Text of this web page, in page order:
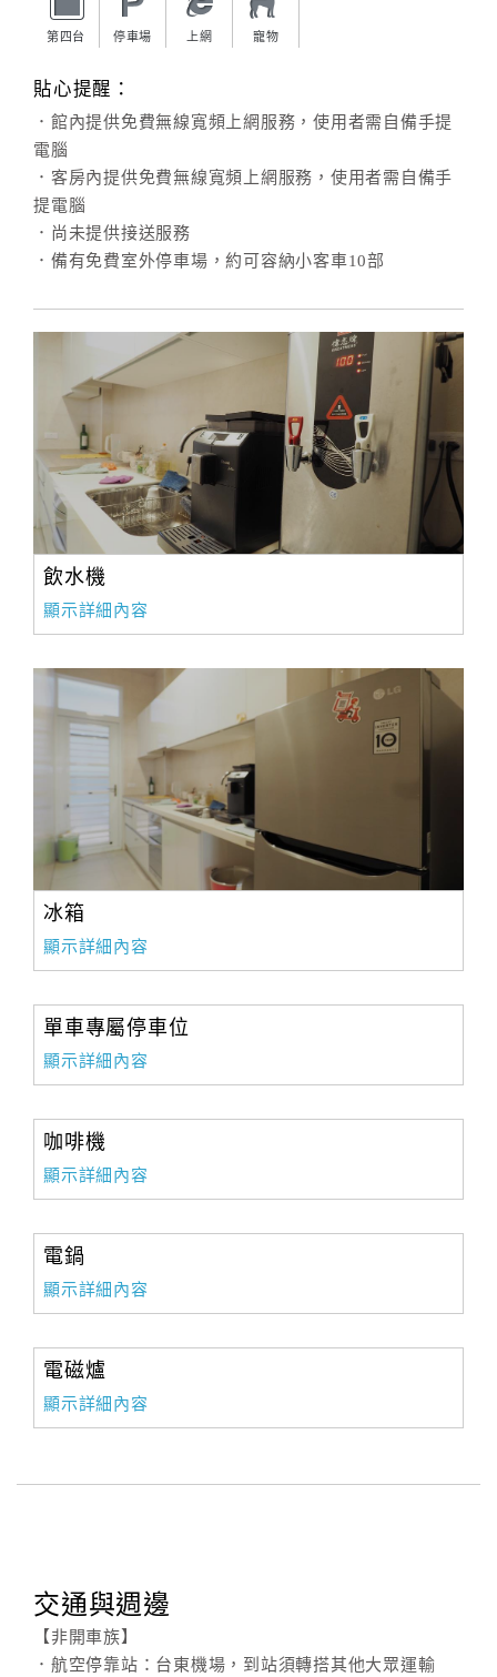
第四台 停車場 上網 寵物
貼心提醒：
．館內提供免費無線寬頻上網服務，使用者需自備手提
電腦
．客房內提供免費無線寬頻上網服務，使用者需自備手
提電腦
．尚未提供接送服務
．備有免費室外停車場，約可容納小客車10部
飲水機
顯示詳細內容
冰箱
顯示詳細內容
單車專屬停車位
顯示詳細內容
咖啡機
顯示詳細內容
電鍋
顯示詳細內容
電磁爐
顯示詳細內容
交通與週邊
【非開車族】
．航空停靠站：台東機場，到站須轉搭其他大眾運輸